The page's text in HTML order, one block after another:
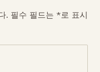
. 필수 필드는 *로 표시